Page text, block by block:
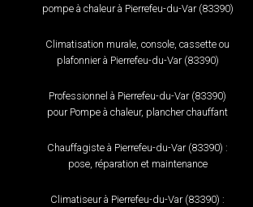
pompe à chaleur à Pierrefeu-du-Var (83390)
Climatisation murale, console, cassette ou
plafonnier à Pierrefeu-du-Var (83390)
Professionnel à Pierrefeu-du-Var (83390)
pour Pompe à chaleur, plancher chauffant
Chauffagiste à Pierrefeu-du-Var (83390) :
pose, réparation et maintenance
Climatiseur à Pierrefeu-du-Var (83390) :